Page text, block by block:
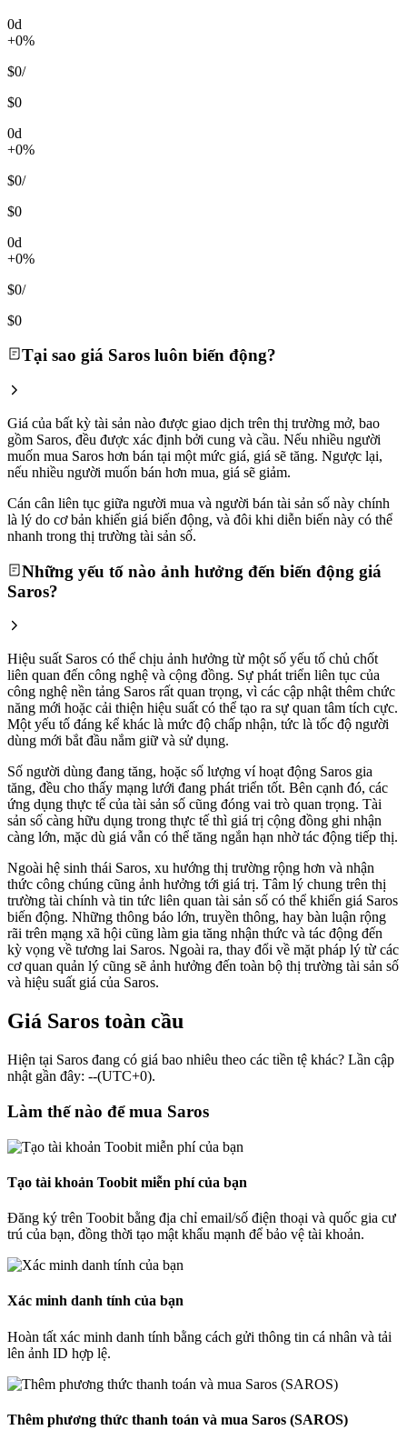
0d
+0%
$0/
$0
0d
+0%
$0/
$0
0d
+0%
$0/
$0
Tại sao giá Saros luôn biến động?
Giá của bất kỳ tài sản nào được giao dịch trên thị trường mở, bao
gồm Saros, đều được xác định bởi cung và cầu. Nếu nhiều người
muốn mua Saros hơn bán tại một mức giá, giá sẽ tăng. Ngược lại,
nếu nhiều người muốn bán hơn mua, giá sẽ giảm.
Cán cân liên tục giữa người mua và người bán tài sản số này chính
là lý do cơ bản khiến giá biến động, và đôi khi diễn biến này có thể
nhanh trong thị trường tài sản số.
Những yếu tố nào ảnh hưởng đến biến động giá
Saros?
Hiệu suất Saros có thể chịu ảnh hưởng từ một số yếu tố chủ chốt
liên quan đến công nghệ và cộng đồng. Sự phát triển liên tục của
công nghệ nền tảng Saros rất quan trọng, vì các cập nhật thêm chức
năng mới hoặc cải thiện hiệu suất có thể tạo ra sự quan tâm tích cực.
Một yếu tố đáng kể khác là mức độ chấp nhận, tức là tốc độ người
dùng mới bắt đầu nắm giữ và sử dụng.
Số người dùng đang tăng, hoặc số lượng ví hoạt động Saros gia
tăng, đều cho thấy mạng lưới đang phát triển tốt. Bên cạnh đó, các
ứng dụng thực tế của tài sản số cũng đóng vai trò quan trọng. Tài
sản số càng hữu dụng trong thực tế thì giá trị cộng đồng ghi nhận
càng lớn, mặc dù giá vẫn có thể tăng ngắn hạn nhờ tác động tiếp thị.
Ngoài hệ sinh thái Saros, xu hướng thị trường rộng hơn và nhận
thức công chúng cũng ảnh hưởng tới giá trị. Tâm lý chung trên thị
trường tài chính và tin tức liên quan tài sản số có thể khiến giá Saros
biến động. Những thông báo lớn, truyền thông, hay bàn luận rộng
rãi trên mạng xã hội cũng làm gia tăng nhận thức và tác động đến
kỳ vọng về tương lai Saros. Ngoài ra, thay đổi về mặt pháp lý từ các
cơ quan quản lý cũng sẽ ảnh hưởng đến toàn bộ thị trường tài sản số
và hiệu suất giá của Saros.
Giá Saros toàn cầu
Hiện tại Saros đang có giá bao nhiêu theo các tiền tệ khác? Lần cập
nhật gần đây: --(UTC+0).
Làm thế nào để mua Saros
Tạo tài khoản Toobit miễn phí của bạn
Đăng ký trên Toobit bằng địa chỉ email/số điện thoại và quốc gia cư
trú của bạn, đồng thời tạo mật khẩu mạnh để bảo vệ tài khoản.
Xác minh danh tính của bạn
Hoàn tất xác minh danh tính bằng cách gửi thông tin cá nhân và tải
lên ảnh ID hợp lệ.
Thêm phương thức thanh toán và mua Saros (SAROS)